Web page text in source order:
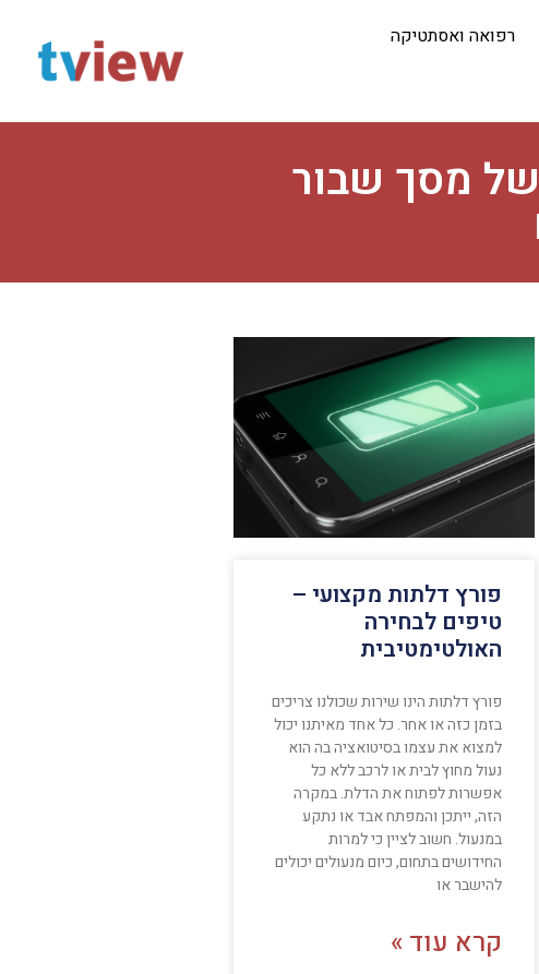
רפואה ואסתטיקה
של מסך שבור
פורץ דלתות מקצועי –
טיפים לבחירה
האולטימטיבית
פורץ דלתות הינו שירות שכולנו צריכים
בזמן כזה או אחר. כל אחד מאיתנו יכול
למצוא את עצמו בסיטואציה בה הוא
נעול מחוץ לבית או לרכב ללא כל
אפשרות לפתוח את הדלת. במקרה
הזה, ייתכן והמפתח אבד או נתקע
במנעול. חשוב לציין כי למרות
החידושים בתחום, כיום מנעולים יכולים
להישבר או
קרא עוד »